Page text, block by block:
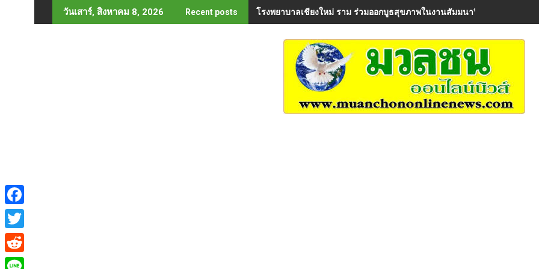
to
วันเสาร์, สิงหาคม 8, 2026 Recent posts โรงพยาบาลเชียงใหม่ ราม ร่วมออกบูธสุขภาพในงานสัมมนาวิชาการ AIA
F
a
c
T
w
R